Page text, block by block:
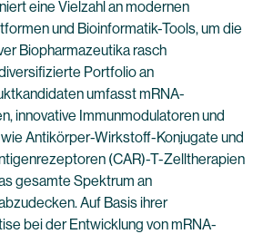
eine Vielzahl an modernen
und Bioinformatik-Tools, um die
Biopharmazeutika rasch
Portfolio an
umfasst mRNA-
innovative Immunmodulatoren und
Antikörper-Wirkstoff-Konjugate und
(CAR)-T-Zelltherapien
gesamte Spektrum an
Auf Basis ihrer
bei der Entwicklung von mRNA-